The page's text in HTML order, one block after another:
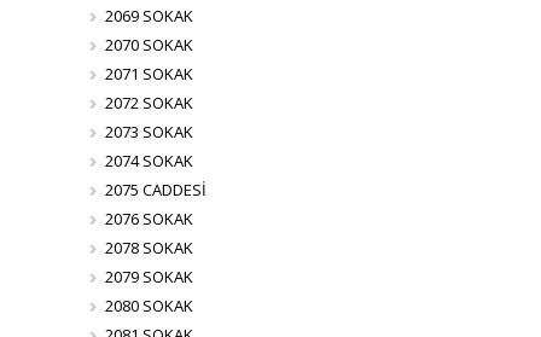
2069 SOKAK
2070 SOKAK
2071 SOKAK
2072 SOKAK
2073 SOKAK
2074 SOKAK
2075 CADDESİ
2076 SOKAK
2078 SOKAK
2079 SOKAK
2080 SOKAK